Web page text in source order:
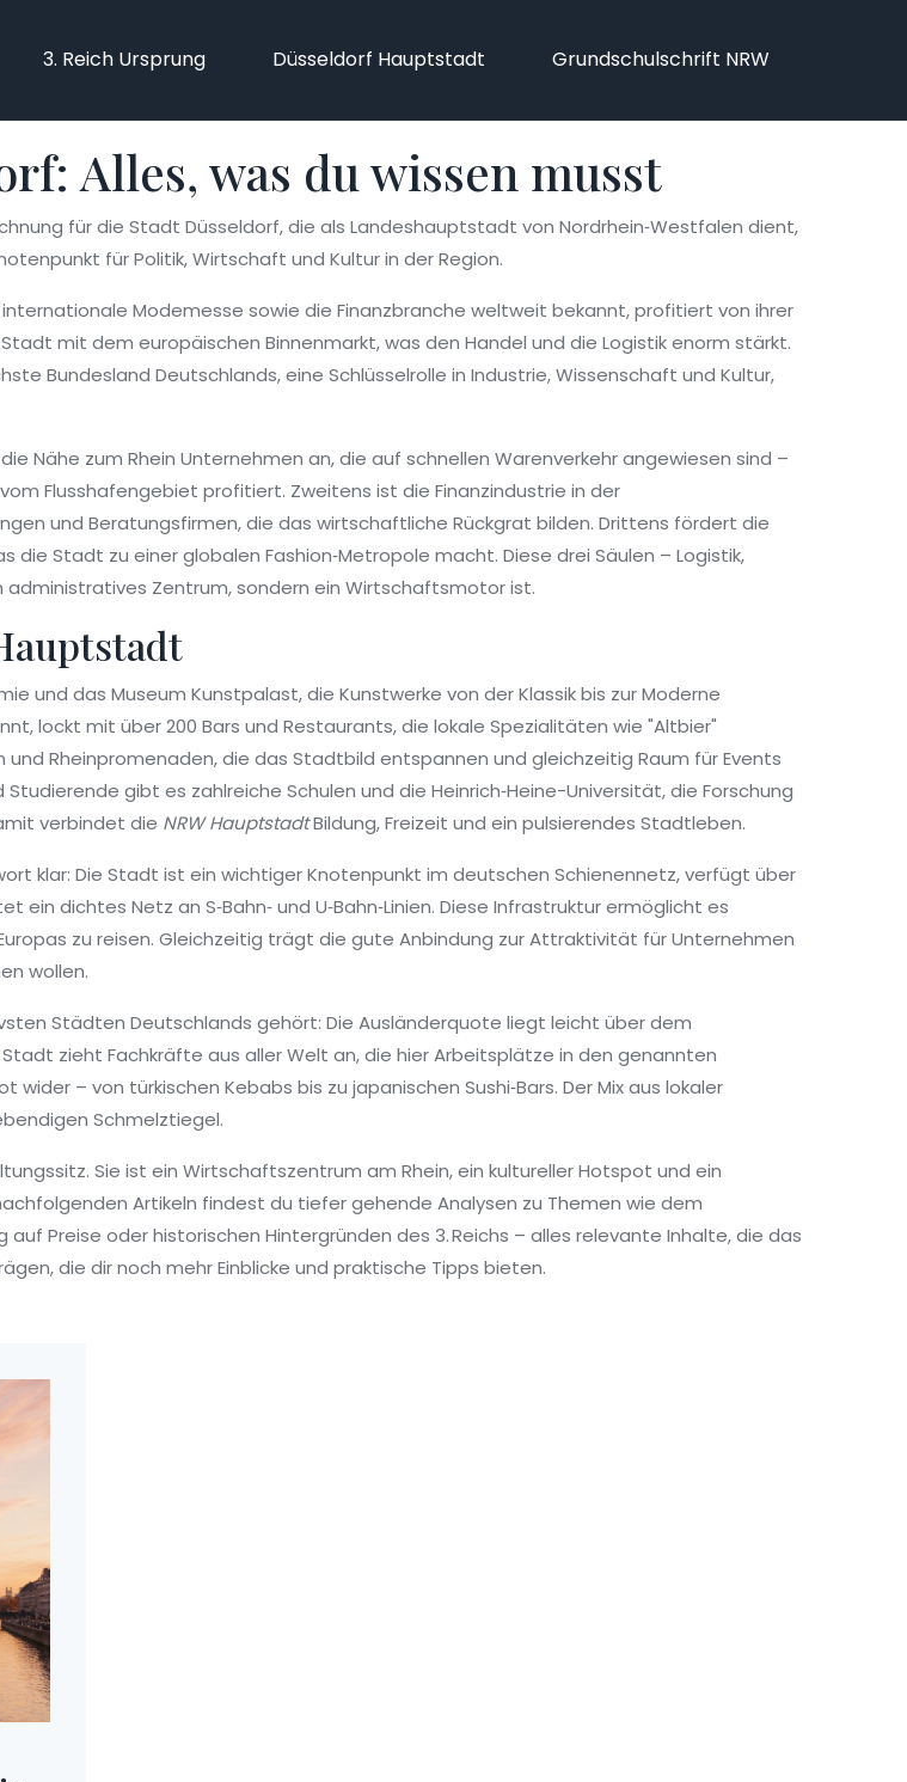
3. Reich Ursprung Düsseldorf Hauptstadt Grundschulschrift NRW
Alles, was du wissen musst
für die Stadt Düsseldorf, die als Landeshauptstadt von Nordrhein‑Westfalen dient,
für Politik, Wirtschaft und Kultur in der Region.
Modemesse sowie die Finanzbranche weltweit bekannt, profitiert von ihrer
mit dem europäischen Binnenmarkt, was den Handel und die Logistik enorm stärkt.
Bundesland Deutschlands, eine Schlüsselrolle in Industrie, Wissenschaft und Kultur,
Nähe zum Rhein Unternehmen an, die auf schnellen Warenverkehr angewiesen sind –
Flusshafengebiet profitiert. Zweitens ist die Finanzindustrie in der
und Beratungsfirmen, die das wirtschaftliche Rückgrat bilden. Drittens fördert die
die Stadt zu einer globalen Fashion‑Metropole macht. Diese drei Säulen – Logistik,
administratives Zentrum, sondern ein Wirtschaftsmotor ist.
und das Museum Kunstpalast, die Kunstwerke von der Klassik bis zur Moderne
lockt mit über 200 Bars und Restaurants, die lokale Spezialitäten wie "Altbier"
Rheinpromenaden, die das Stadtbild entspannen und gleichzeitig Raum für Events
gibt es zahlreiche Schulen und die Heinrich‑Heine-Universität, die Forschung
verbindet die NRW HauptstadtBildung, Freizeit und ein pulsierendes Stadtleben.
klar: Die Stadt ist ein wichtiger Knotenpunkt im deutschen Schienennetz, verfügt über
dichtes Netz an S‑Bahn‑ und U‑Bahn‑Linien. Diese Infrastruktur ermöglicht es
zu reisen. Gleichzeitig trägt die gute Anbindung zur Attraktivität für Unternehmen
wollen.
Städten Deutschlands gehört: Die Ausländerquote liegt leicht über dem
zieht Fachkräfte aus aller Welt an, die hier Arbeitsplätze in den genannten
– von türkischen Kebabs bis zu japanischen Sushi‑Bars. Der Mix aus lokaler
Schmelztiegel.
Sie ist ein Wirtschaftszentrum am Rhein, ein kultureller Hotspot und ein
Artikeln findest du tiefer gehende Analysen zu Themen wie dem
auf Preise oder historischen Hintergründen des 3. Reichs – alles relevante Inhalte, die das
die dir noch mehr Einblicke und praktische Tipps bieten.